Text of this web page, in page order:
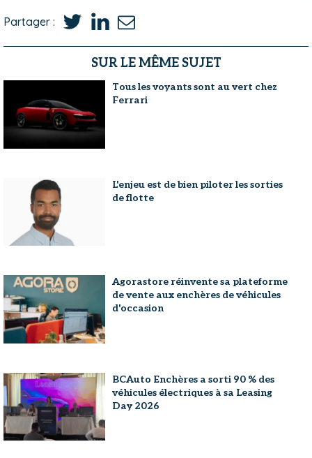
Partager :
SUR LE MÊME SUJET
Tous les voyants sont au vert chez
Ferrari
L'enjeu est de bien piloter les sorties
de flotte
Agorastore réinvente sa plateforme
de vente aux enchères de véhicules
d'occasion
BCAuto Enchères a sorti 90 % des
véhicules électriques à sa Leasing
Day 2026